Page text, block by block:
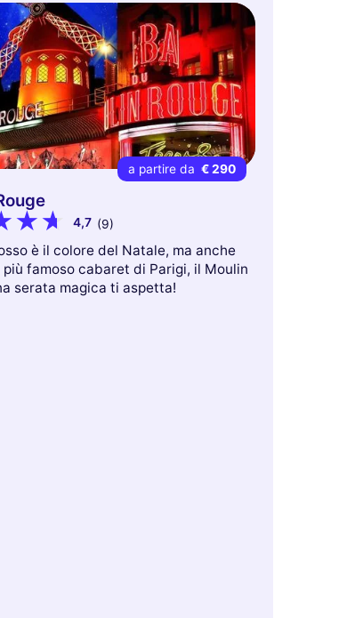
a partire da € 290
4,7 (9)
è il colore del Natale, ma anche
famoso cabaret di Parigi, il Moulin
serata magica ti aspetta!